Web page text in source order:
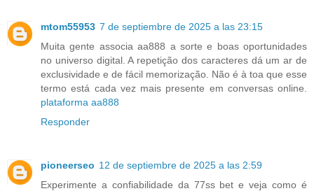
mtom55953 7 de septiembre de 2025 a las 23:15
Muita gente associa aa888 a sorte e boas oportunidades
no universo digital. A repetição dos caracteres dá um ar de
exclusividade e de fácil memorização. Não é à toa que esse
termo está cada vez mais presente em conversas online.
plataforma aa888
Responder
pioneerseo 12 de septiembre de 2025 a las 2:59
Experimente a confiabilidade da 77ss bet e veja como é